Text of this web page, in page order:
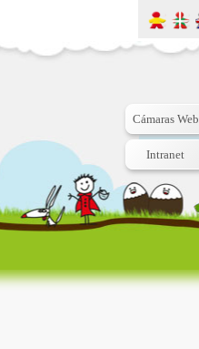
Cámaras Web
Intranet